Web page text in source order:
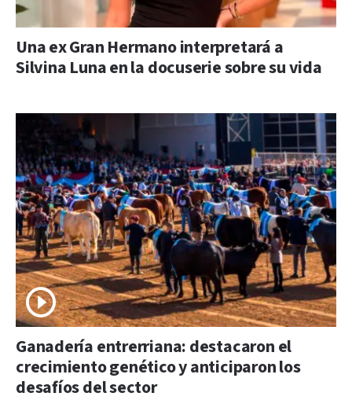
Una ex Gran Hermano interpretará a
Silvina Luna en la docuserie sobre su vida
Ganadería entrerriana: destacaron el
crecimiento genético y anticiparon los
desafíos del sector